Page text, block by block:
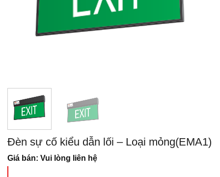
Đèn sự cố kiểu dẫn lối – Loại mỏng(EMA1)
Giá bán: Vui lòng liên hệ